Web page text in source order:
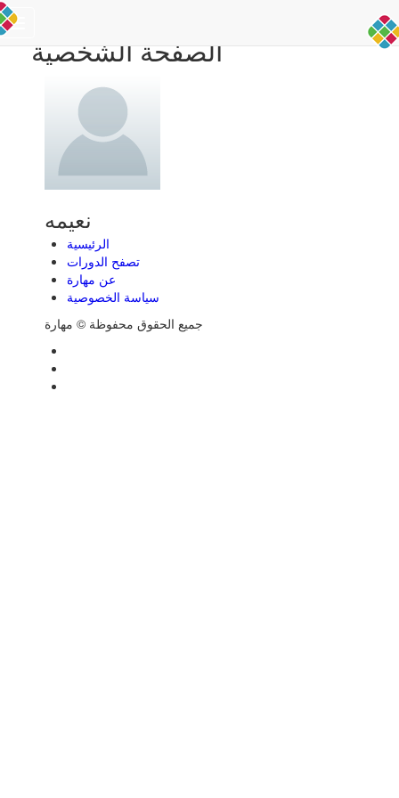
Toggle
navigation
الصفحة الشخصية
نعيمه
الرئيسية
تصفح الدورات
عن مهارة
سياسة الخصوصية
جميع الحقوق محفوظة © مهارة